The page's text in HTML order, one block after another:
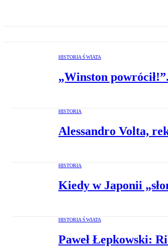
HISTORIA ŚWIATA
„Winston
HISTORIA
Alessandro Volta,
HISTORIA
Kiedy w Japonii
HISTORIA ŚWIATA
Paweł Łepkowski: